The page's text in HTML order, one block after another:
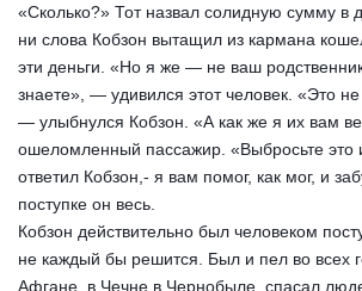
«Сколько?» Тот назвал солидную сумму в
ни слова Кобзон вытащил из кармана
эти деньги. «Но я же — не ваш
знаете», — удивился этот человек. «Это
— улыбнулся Кобзон. «А как же я их вам
ошеломленный пассажир. «Выбросьте это
ответил Кобзон,- я вам помог, как мог, и
поступке он весь.
Кобзон действительно был человеком
не каждый бы решится. Был и пел во всех
Афгане, в Чечне,в Чернобыле, спасал